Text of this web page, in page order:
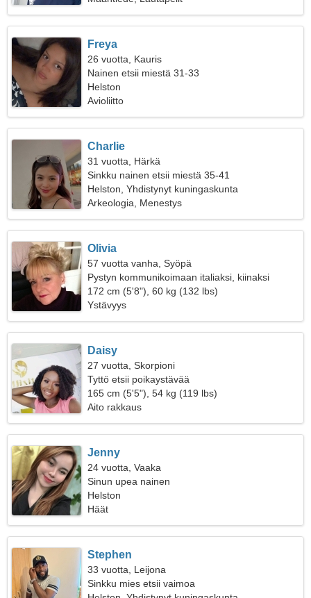
Freya
26 vuotta, Kauris
Nainen etsii miestä 31-33
Helston
Avioliitto
Charlie
31 vuotta, Härkä
Sinkku nainen etsii miestä 35-41
Helston, Yhdistynyt kuningaskunta
Arkeologia, Menestys
Olivia
57 vuotta vanha, Syöpä
Pystyn kommunikoimaan italiaksi, kiinaksi
172 cm (5'8"), 60 kg (132 lbs)
Ystävyys
Daisy
27 vuotta, Skorpioni
Tyttö etsii poikaystävää
165 cm (5'5"), 54 kg (119 lbs)
Aito rakkaus
Jenny
24 vuotta, Vaaka
Sinun upea nainen
Helston
Häät
Stephen
33 vuotta, Leijona
Sinkku mies etsii vaimoa